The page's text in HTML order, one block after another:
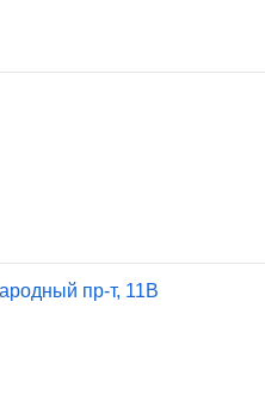
пр-т, 11В